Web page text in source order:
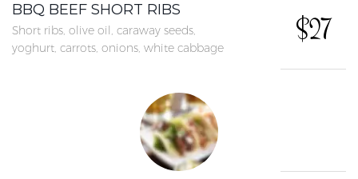
BBQ BEEF SHORT RIBS
Short ribs, olive oil, caraway seeds,
yoghurt, carrots, onions, white cabbage
$27